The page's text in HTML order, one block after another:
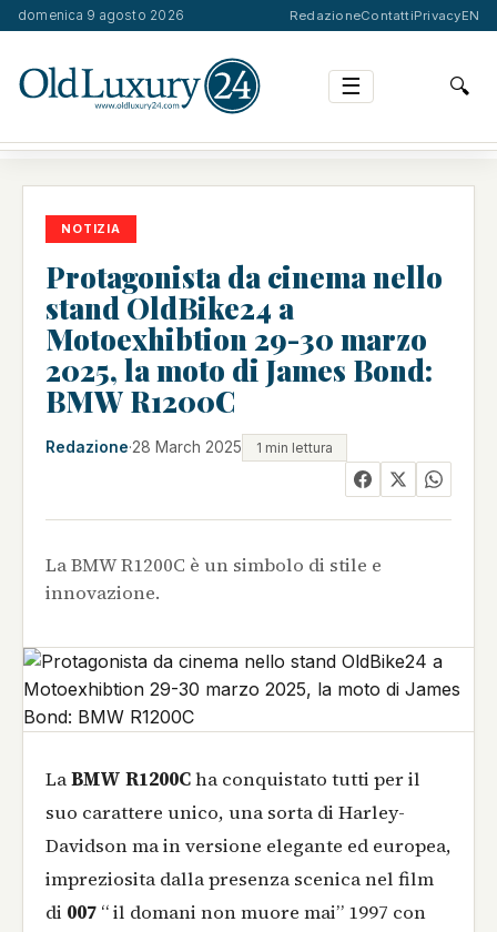
domenica 9 agosto 2026 RedazioneContattiPrivacyEN
☰ 🔍
NOTIZIA
Protagonista da cinema nello
stand OldBike24 a
Motoexhibtion 29-30 marzo
2025, la moto di James Bond:
BMW R1200C
Redazione·28 March 2025 1 min lettura
La BMW R1200C è un simbolo di stile e
innovazione.
LaBMW R1200Cha conquistato tutti per il
suo carattere unico, una sorta di Harley-
Davidson ma in versione elegante ed europea,
impreziosita dalla presenza scenica nel film
di 007 “ il domani non muore mai” 1997 con